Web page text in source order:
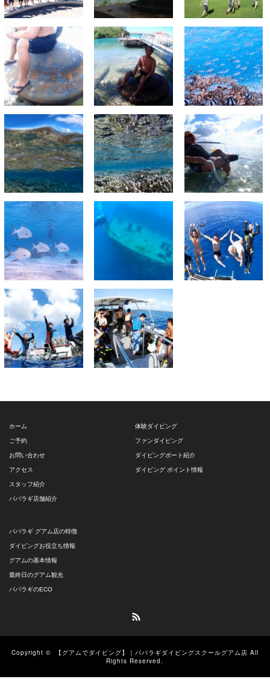
ホーム
ご予約
お問い合わせ
アクセス
スタッフ紹介
パパラギ店舗紹介
体験ダイビング
ファンダイビング
ダイビングボート紹介
ダイビング ポイント情報
パパラギ グアム店の特徴
ダイビングお役立ち情報
グアムの基本情報
最終日のグアム観光
パパラギのECO
Copyright © 【グアムでダイビング】｜パパラギダイビングスクールグアム店 All
Rights Reserved.